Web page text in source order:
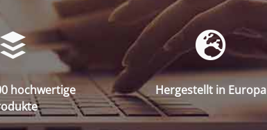
hochwertige
Hergestellt in Europa